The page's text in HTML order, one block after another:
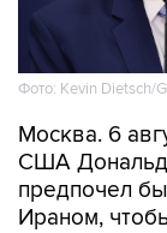
Фото: Kevin Dietsch/
Москва. 6
США Дональд
предпочел
Ираном,